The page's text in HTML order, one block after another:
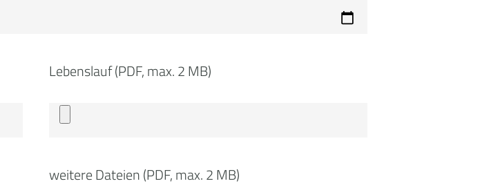
Lebenslauf (PDF, max. 2 MB)
weitere Dateien (PDF, max. 2 MB)